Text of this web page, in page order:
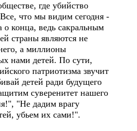
где убийство
что мы видим сегодня -
о конца, ведь сакральным
страны являются не
а миллионы
нами детей. По сути,
патриотизма звучит
детей ради будущего
суверенитет нашего
"Не дадим врагу
убьем их сами!".